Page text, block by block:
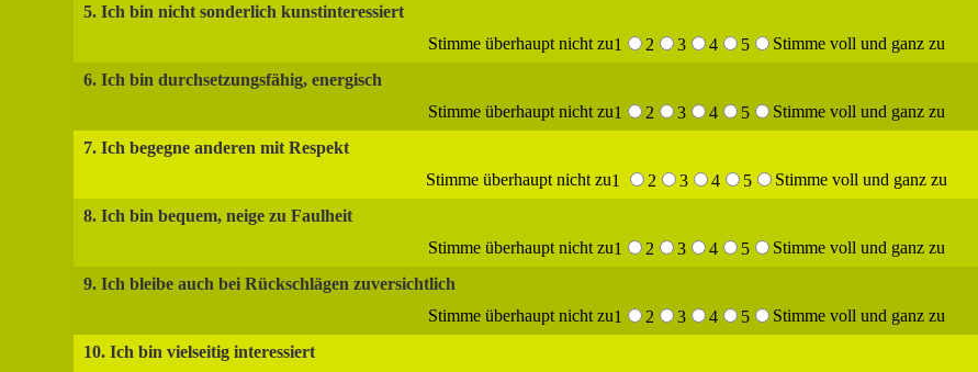
5. Ich bin nicht sonderlich kunstinteressiert
Stimme überhaupt nicht zu1 2 3 4 5
Stimme voll und ganz zu
6. Ich bin durchsetzungsfähig, energisch
Stimme überhaupt nicht zu1 2 3 4 5
Stimme voll und ganz zu
7. Ich begegne anderen mit Respekt
Stimme überhaupt nicht zu1 2 3 4 5
Stimme voll und ganz zu
8. Ich bin bequem, neige zu Faulheit
Stimme überhaupt nicht zu1 2 3 4 5
Stimme voll und ganz zu
9. Ich bleibe auch bei Rückschlägen zuversichtlich
Stimme überhaupt nicht zu1 2 3 4 5
Stimme voll und ganz zu
10. Ich bin vielseitig interessiert